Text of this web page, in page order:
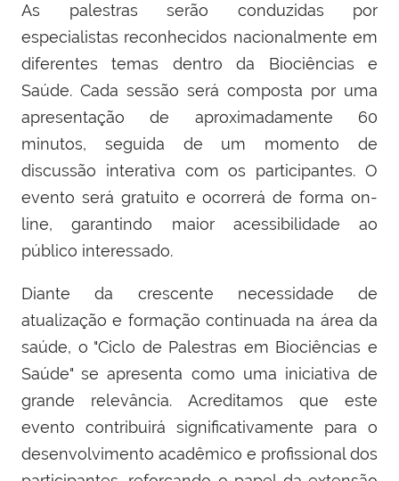
As palestras serão conduzidas por
especialistas reconhecidos nacionalmente em
diferentes temas dentro da Biociências e
Saúde. Cada sessão será composta por uma
apresentação de aproximadamente 60
minutos, seguida de um momento de
discussão interativa com os participantes. O
evento será gratuito e ocorrerá de forma on-
line, garantindo maior acessibilidade ao
público interessado.
Diante da crescente necessidade de
atualização e formação continuada na área da
saúde, o "Ciclo de Palestras em Biociências e
Saúde" se apresenta como uma iniciativa de
grande relevância. Acreditamos que este
evento contribuirá significativamente para o
desenvolvimento acadêmico e profissional dos